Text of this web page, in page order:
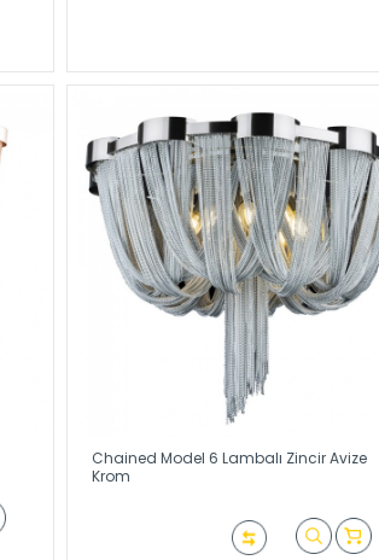
Chained Model 6 Lambalı Zincir Avize
Krom